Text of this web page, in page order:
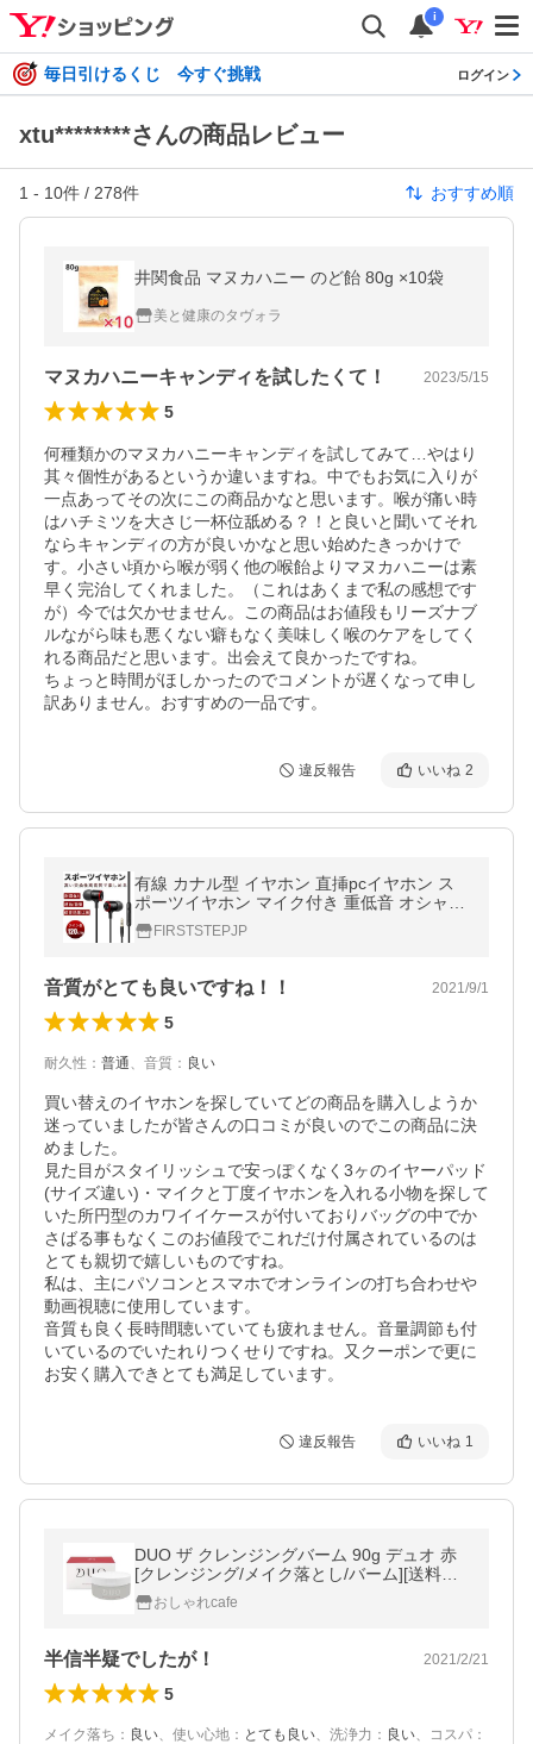
i
毎日引けるくじ 今すぐ挑戦 ログイン
xtu********さんの商品レビュー
1 - 10件 / 278件 おすすめ順
井関食品 マヌカハニー のど飴 80g ×10袋
美と健康のタヴォラ
マヌカハニーキャンディを試したくて！ 2023/5/15
5
何種類かのマヌカハニーキャンディを試してみて…やはり
其々個性があるというか違いますね。中でもお気に入りが
一点あってその次にこの商品かなと思います。喉が痛い時
はハチミツを大さじ一杯位舐める？！と良いと聞いてそれ
ならキャンディの方が良いかなと思い始めたきっかけで
す。小さい頃から喉が弱く他の喉飴よりマヌカハニーは素
早く完治してくれました。（これはあくまで私の感想です
が）今では欠かせません。この商品はお値段もリーズナブ
ルながら味も悪くない癖もなく美味しく喉のケアをしてく
れる商品だと思います。出会えて良かったですね。
ちょっと時間がほしかったのでコメントが遅くなって申し
訳ありません。おすすめの一品です。
違反報告 いいね 2
有線 カナル型 イヤホン 直挿pcイヤホン ス
ポーツイヤホン マイク付き 重低音 オシャレ
スマート 高品質 高性能
FIRSTSTEPJP
音質がとても良いですね！！ 2021/9/1
5
耐久性 ： 普通、 音質 ： 良い
買い替えのイヤホンを探していてどの商品を購入しようか
迷っていましたが皆さんの口コミが良いのでこの商品に決
めました。
見た目がスタイリッシュで安っぽくなく3ヶのイヤーパッド
(サイズ違い)・マイクと丁度イヤホンを入れる小物を探して
いた所円型のカワイイケースが付いておりバッグの中でか
さばる事もなくこのお値段でこれだけ付属されているのは
とても親切で嬉しいものですね。
私は、主にパソコンとスマホでオンラインの打ち合わせや
動画視聴に使用しています。
音質も良く長時間聴いていても疲れません。音量調節も付
いているのでいたれりつくせりですね。又クーポンで更に
お安く購入できとても満足しています。
違反報告 いいね 1
DUO ザ クレンジングバーム 90g デュオ 赤
[クレンジング/メイク落とし/バーム][送料無
料] おしゃれcafe
半信半疑でしたが！ 2021/2/21
5
メイク落ち ： 良い、 使い心地 ： とても良い、 洗浄力 ： 良い、 コスパ ：